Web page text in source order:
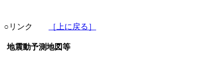
○リンク ［上に戻る］
震動予測地図等